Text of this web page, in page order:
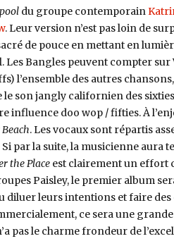
du groupe contemporain
. Leur version n’est pas loin de
de pouce en mettant en
Les Bangles peuvent compter
l’ensemble des autres
le son jangly californien des
influence doo wop / fifties. À
. Les vocaux sont répartis
par la suite, la musicienne aura
the Place est clairement un effort
Paisley, le premier album
diluer leurs intentions et faire des
ce sera une
pas le charme frondeur de